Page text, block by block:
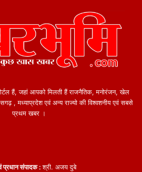
हैं, जहां आपको मिलती हैं राजनैतिक, मनोरंजन, खेल
, मध्याप्रदेश एवं अन्य राज्यो की विश्वशनीय एवं सबसे
प्रथम खबर ।
प्रधान संपादक :श्री. अजय दुबे